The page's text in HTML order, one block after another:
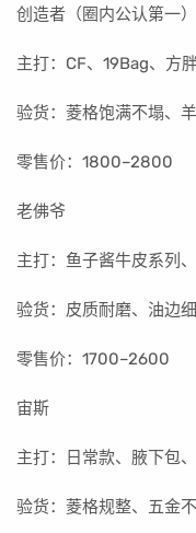
创造者（圈内公认第一）
主打：CF、19Bag、方
验货：菱格饱满不塌、
零售价：1800–2800
老佛爷
主打：鱼子酱牛皮系列
验货：皮质耐磨、油边
零售价：1700–2600
宙斯
主打：日常款、腋下包
验货：菱格规整、五金